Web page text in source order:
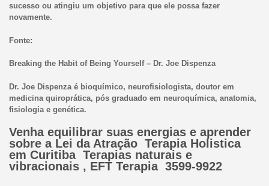
sucesso ou atingiu um objetivo para que ele possa fazer
novamente.
Fonte:
Breaking the Habit of Being Yourself – Dr. Joe Dispenza
Dr. Joe Dispenza é bioquímico, neurofisiologista, doutor em
medicina quiroprática, pós graduado em neuroquímica, anatomia,
fisiologia e genética.
Venha equilibrar suas energias e aprender
sobre a Lei da Atração Terapia Holistica
em Curitiba Terapias naturais e
vibracionais , EFT Terapia 3599-9922